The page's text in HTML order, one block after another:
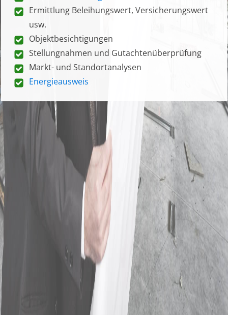
Ermittlung Beleihungswert, Versicherungswert
usw.
Objektbesichtigungen
Stellungnahmen und Gutachtenüberprüfung
Markt- und Standortanalysen
Energieausweis